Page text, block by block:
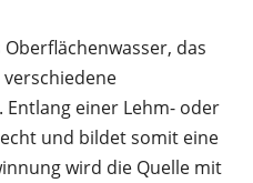
das
verschiedene
einer Lehm- oder
und bildet somit eine
wird die Quelle mit